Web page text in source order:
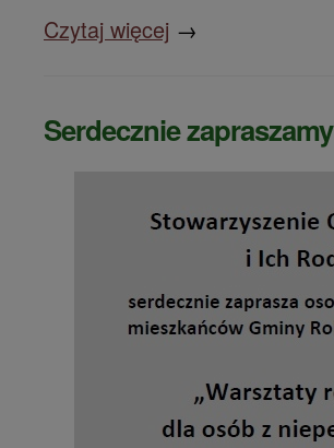
Czytaj więcej →
Serdecznie zapraszamy